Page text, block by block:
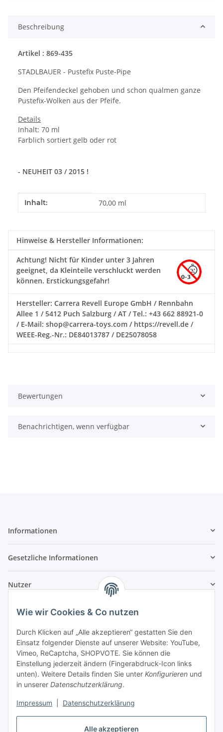
Alle akzeptieren
Wie wir Cookies & Co nutzen
Durch Klicken auf „Alle akzeptieren“ gestatten Sie den
Einsatz folgender Dienste auf unserer Website: YouTube,
Vimeo, ReCaptcha, SHOPVOTE. Sie können die
Einstellung jederzeit ändern (Fingerabdruck-Icon links
unten). Weitere Details finden Sie unter Konfigurieren und
in unserer Datenschutzerklärung.
Impressum Datenschutzerklärung
Beschreibung
Artikel : 869-435
STADLBAUER - Pustefix Puste-Pipe
Den Pfeifendeckel gehoben und schon qualmen ganze
Pustefix-Wolken aus der Pfeife.
Details
Inhalt: 70 ml
Farblich sortiert gelb oder rot
- NEUHEIT 03 / 2015 !
Produkteigenschaft
Wert
Inhalt: 70,00 ml
Hinweise & Hersteller Informationen:
Achtung! Nicht für Kinder unter 3 Jahren
geeignet, da Kleinteile verschluckt werden
können. Erstickungsgefahr!
Hersteller: Carrera Revell Europe GmbH / Rennbahn
Allee 1 / 5412 Puch Salzburg / AT / Tel.: +43 662 88921-0
/ E-Mail: shop@carrera-toys.com / https://revell.de /
WEEE-Reg.-Nr.: DE84013787 / DE25078058
Bewertungen
Benachrichtigen, wenn verfügbar
Informationen
Gesetzliche Informationen
Nutzer